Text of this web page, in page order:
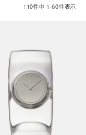
110件中 1 -60件表示